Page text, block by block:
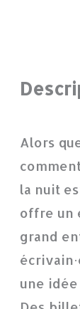
Alors
la nuit
offre un
grand
une